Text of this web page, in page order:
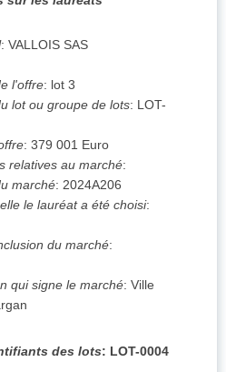
: VALLOIS SAS
l'offre: lot 3
lot ou groupe de lots: LOT-
: 379 001 Euro
relatives au marché:
marché: 2024A206
le lauréat a été choisi:
du marché:
qui signe le marché: Ville
des lots: LOT-0004